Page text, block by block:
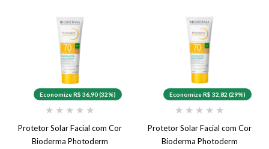
Economize R$ 36,90 (32%)
★ ★ ★ ★ ★
Protetor Solar Facial com Cor
Bioderma Photoderm
Economize R$ 32,82 (29%)
★ ★ ★ ★ ★
Protetor Solar Facial com Cor
Bioderma Photoderm